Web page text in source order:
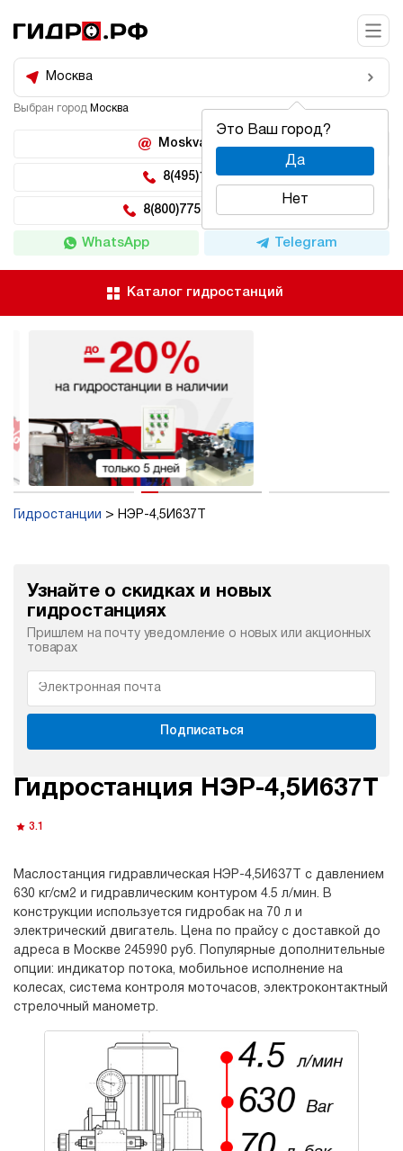
Москва
Это Ваш город?
Да
Нет
Выбран город Москва
Moskva@hidro.ru
8(495)150-04-62
8(800)775-04-62 доб 2
WhatsApp Telegram
Каталог гидростанций
Гидростанции НЭР-4,5И637Т
Узнайте о скидках и новых
гидростанциях
Пришлем на почту уведомление о новых или акционных
товарах
Подписаться
Гидростанция НЭР-4,5И637Т
3.1
Маслостанция гидравлическая НЭР-4,5И637Т с давлением
630 кг/см2 и гидравлическим контуром 4.5 л/мин. В
конструкции используется гидробак на 70 л и
электрический двигатель. Цена по прайсу с доставкой до
адреса в Москве 245990 руб. Популярные дополнительные
опции: индикатор потока, мобильное исполнение на
колесах, система контроля моточасов, электроконтактный
стрелочный манометр.